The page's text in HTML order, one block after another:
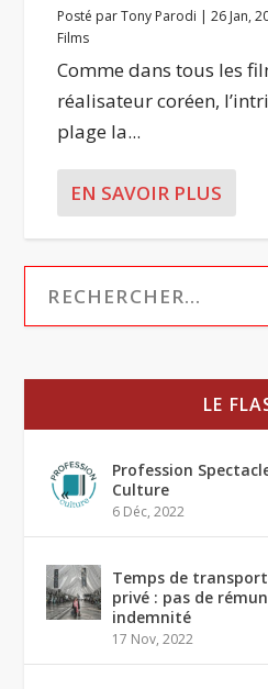
Posté parTony Parodi |26 Jan,
Films
Comme dans tous les
réalisateur coréen,
plage la...
EN SAVOIR PLUS
LE
Profession
Culture
6 Déc, 2022
Temps de
privé : pas de
indemnité
17 Nov, 2022